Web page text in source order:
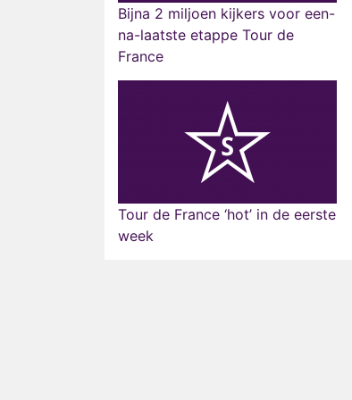
Bijna 2 miljoen kijkers voor een-
na-laatste etappe Tour de
France
Tour de France ‘hot’ in de eerste
week